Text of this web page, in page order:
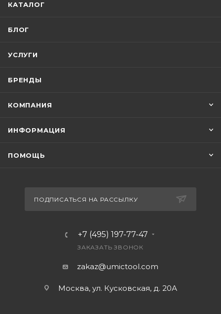
КАТАЛОГ
БЛОГ
УСЛУГИ
БРЕНДЫ
КОМПАНИЯ
ИНФОРМАЦИЯ
ПОМОЩЬ
ПОДПИСАТЬСЯ НА РАССЫЛКУ
+7 (495) 197-77-47
ЗАКАЗАТЬ ЗВОНОК
zakaz@umictool.com
Москва, ул. Кусковская, д. 20А